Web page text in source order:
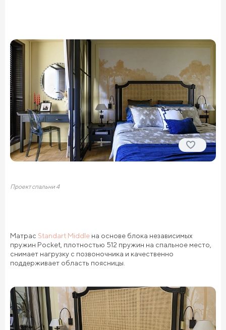
Проект спальни 4
Матрас Standart Middle на основе блока независимых
пружин Pocket, плотностью 512 пружин на спальное место,
снимает нагрузку с позвоночника и качественно
поддерживает область поясницы.